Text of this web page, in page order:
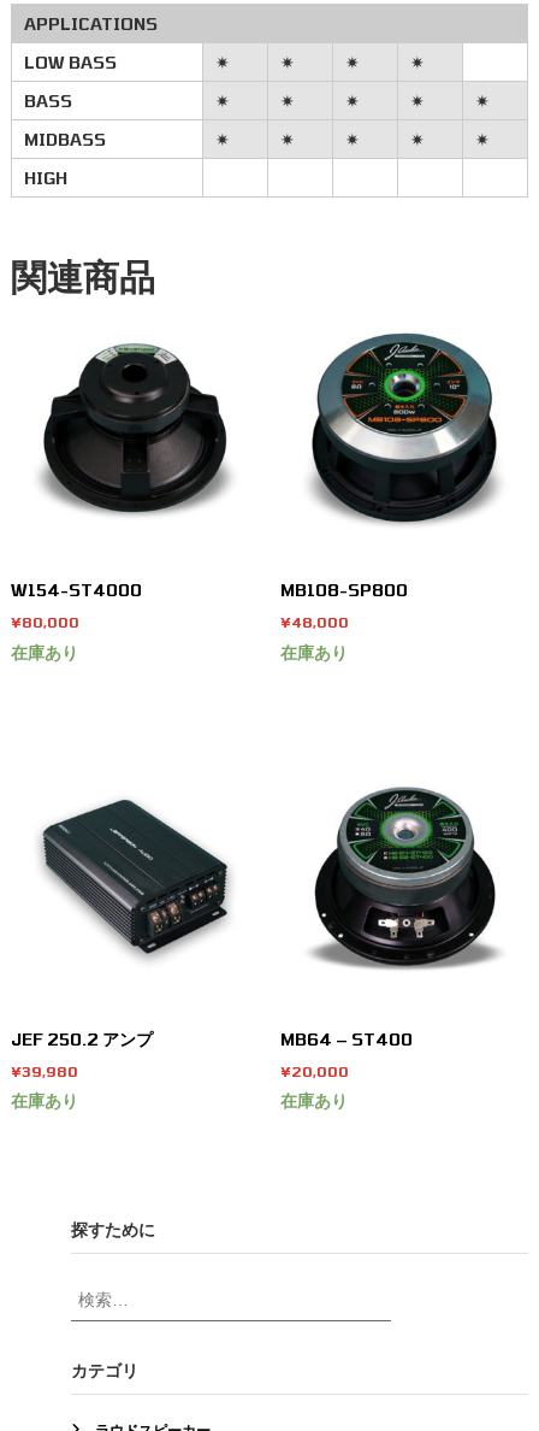
APPLICATIONS
LOW BASS
✷ ✷ ✷
✷
BASS
✷ ✷ ✷ ✷
✷
MIDBASS
✷ ✷ ✷ ✷
✷
HIGH
関連商品
W154-ST4000
¥80,000
在庫あり
MB108-SP800
¥48,000
在庫あり
JEF 250.2 アンプ
¥39,980
在庫あり
MB64 – ST400
¥20,000
在庫あり
探すために
検
索
象
:
カテゴリ